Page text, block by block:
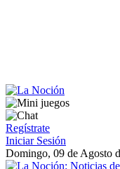
Regístrate
Iniciar Sesión
Domingo, 09 de Agosto